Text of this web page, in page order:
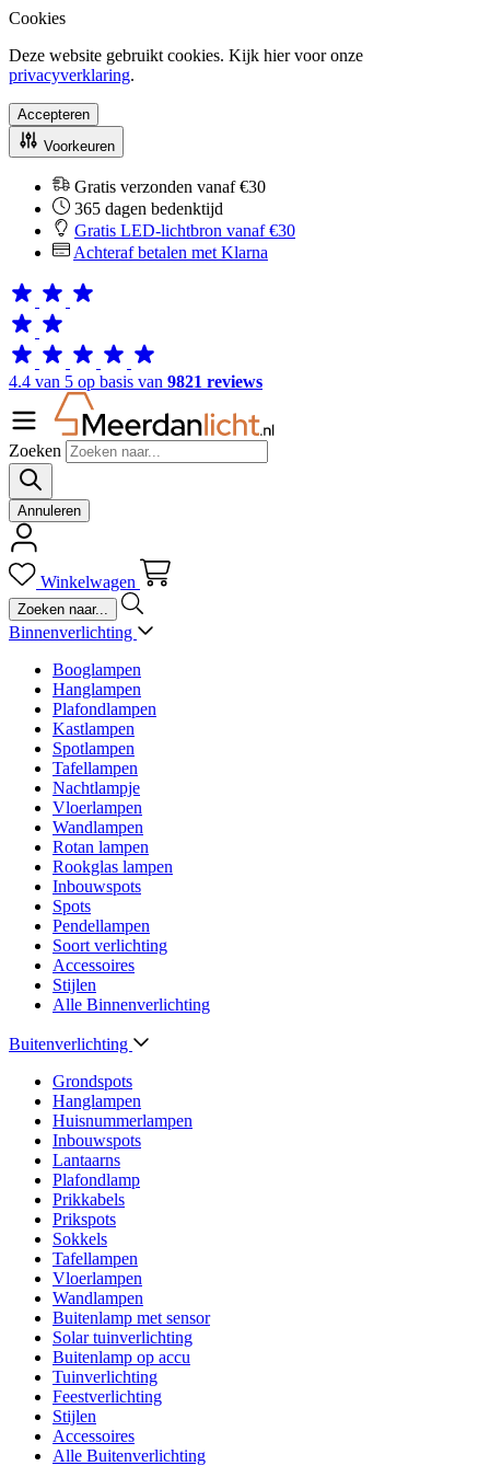
Cookies
Deze website gebruikt cookies. Kijk hier voor onze
privacyverklaring.
Accepteren
Voorkeuren
Gratis verzonden vanaf €30
365 dagen bedenktijd
Gratis LED-lichtbron vanaf €30
Achteraf betalen met Klarna
4.4 van 5 op basis van 9821 reviews
Zoeken
Annuleren
Winkelwagen
Binnenverlichting
Booglampen
Hanglampen
Plafondlampen
Kastlampen
Spotlampen
Tafellampen
Nachtlampje
Vloerlampen
Wandlampen
Rotan lampen
Rookglas lampen
Inbouwspots
Spots
Pendellampen
Soort verlichting
Accessoires
Stijlen
Alle Binnenverlichting
Buitenverlichting
Grondspots
Hanglampen
Huisnummerlampen
Inbouwspots
Lantaarns
Plafondlamp
Prikkabels
Prikspots
Sokkels
Tafellampen
Vloerlampen
Wandlampen
Buitenlamp met sensor
Solar tuinverlichting
Buitenlamp op accu
Tuinverlichting
Feestverlichting
Stijlen
Accessoires
Alle Buitenverlichting